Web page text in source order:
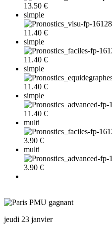
13.50 €
simple
11.40 €
simple
11.40 €
simple
11.40 €
simple
11.40 €
multi
3.90 €
multi
3.90 €
jeudi 23 janvier